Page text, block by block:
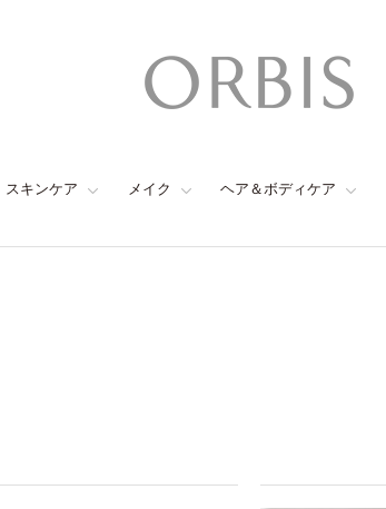
スキンケア メイク ヘア＆ボディケア